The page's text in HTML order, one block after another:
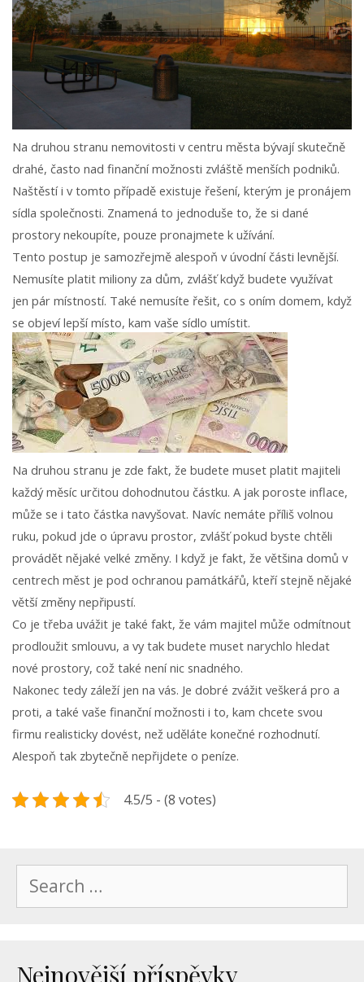
Na druhou stranu nemovitosti v centru města bývají skutečně
drahé, často nad finanční možnosti zvláště menších podniků.
Naštěstí i v tomto případě existuje řešení, kterým je pronájem
sídla společnosti. Znamená to jednoduše to, že si dané
prostory nekoupíte, pouze pronajmete k užívání.
Tento postup je samozřejmě alespoň v úvodní části levnější.
Nemusíte platit miliony za dům, zvlášť když budete využívat
jen pár místností. Také nemusíte řešit, co s oním domem, když
se objeví lepší místo, kam vaše sídlo umístit.
Na druhou stranu je zde fakt, že budete muset platit majiteli
každý měsíc určitou dohodnutou částku. A jak poroste inflace,
může se i tato částka navyšovat. Navíc nemáte příliš volnou
ruku, pokud jde o úpravu prostor, zvlášť pokud byste chtěli
provádět nějaké velké změny. I když je fakt, že většina domů v
centrech měst je pod ochranou památkářů, kteří stejně nějaké
větší změny nepřipustí.
Co je třeba uvážit je také fakt, že vám majitel může odmítnout
prodloužit smlouvu, a vy tak budete muset narychlo hledat
nové prostory, což také není nic snadného.
Nakonec tedy záleží jen na vás. Je dobré zvážit veškerá pro a
proti, a také vaše finanční možnosti i to, kam chcete svou
firmu realisticky dovést, než uděláte konečné rozhodnutí.
Alespoň tak zbytečně nepřijdete o peníze.
4.5/5 - (8 votes)
for:
Nejnovější příspěvky